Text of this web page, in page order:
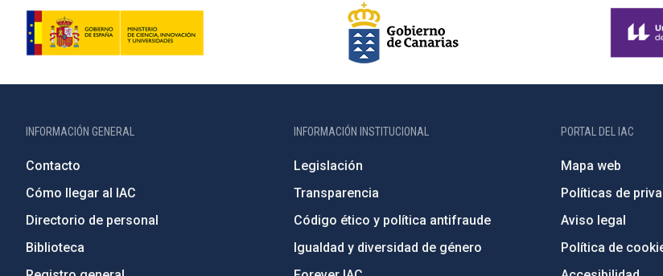
INFORMACIÓN GENERAL
Contacto
Cómo llegar al IAC
Directorio de personal
Biblioteca
INFORMACIÓN INSTITUCIONAL
Legislación
Transparencia
Código ético y política antifraude
Igualdad y diversidad de género
PORTAL DEL IAC
Mapa web
Políticas de
Aviso legal
Política de